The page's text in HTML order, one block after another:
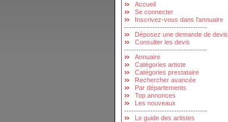
Accueil
Se connecter
Inscrivez-vous dans l'annuaire
-----------------------------------
Déposez une demande de devis
Consulter les devis
-----------------------------------
Annuaire
Catégories artiste
Catégories prestataire
Rechercher avancée
Par départements
Top annonces
Les nouveaux
-----------------------------------
Le guide des artistes